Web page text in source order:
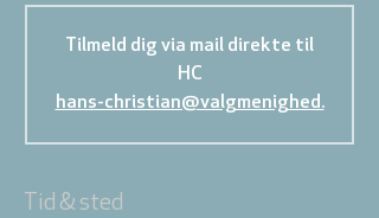
Tilmeld dig via mail direkte til
HC
hans-christian@valgmenighed.
Tid & sted